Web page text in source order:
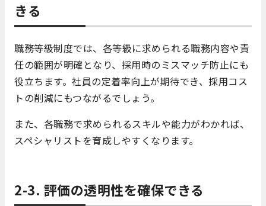
きる
職務等級制度では、各等級に求められる職務内容や責
任の範囲が明確となり、採用時のミスマッチ防止にも
役立ちます。社員の定着率向上が期待でき、採用コス
トの削減にもつながるでしょう。
また、各職務で求められるスキルや能力がわかれば、
スペシャリストを育成しやすくなります。
2-3. 評価の透明性を確保できる